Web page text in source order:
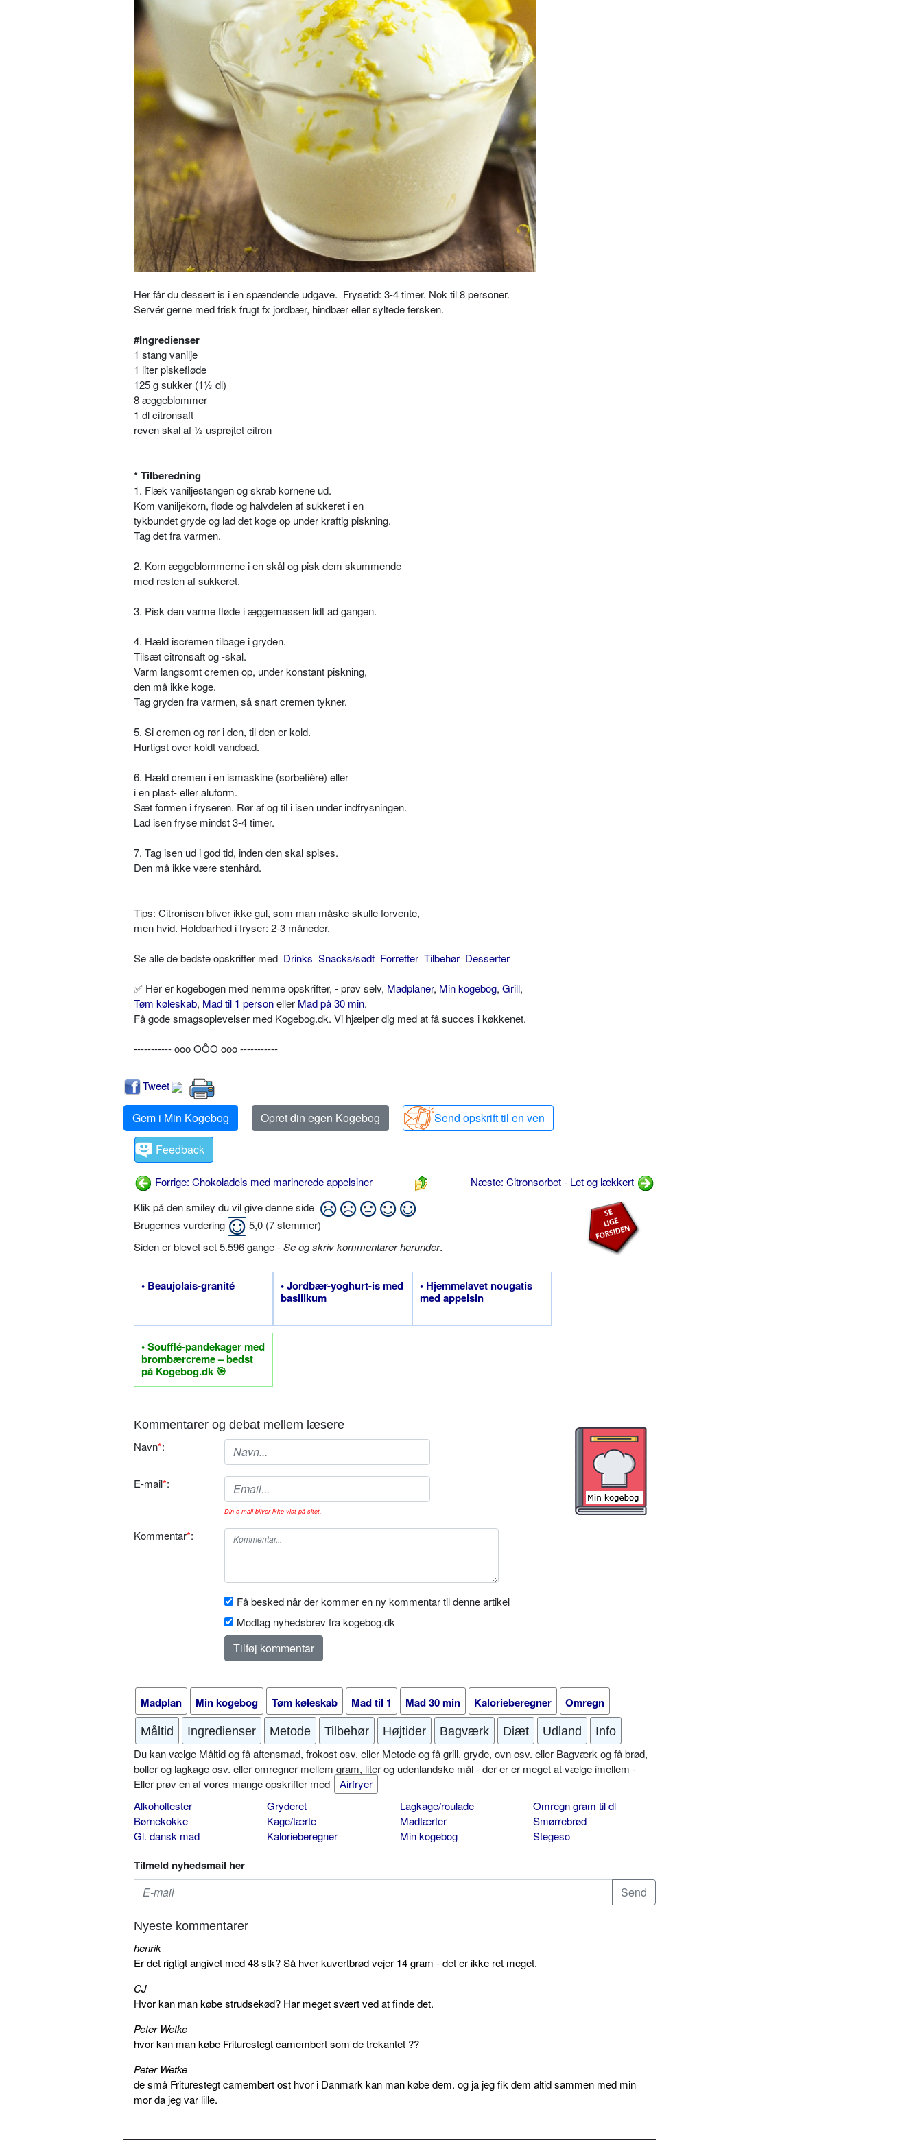
Her får du dessert is i en spændende udgave. Frysetid: 3-4 timer. Nok til 8 personer.
Servér gerne med frisk frugt fx jordbær, hindbær eller syltede fersken.
#Ingredienser
1 stang vanilje
1 liter piskefløde
125 g sukker (1½ dl)
8 æggeblommer
1 dl citronsaft
reven skal af ½ usprøjtet citron
* Tilberedning
1. Flæk vaniljestangen og skrab kornene ud.
Kom vaniljekorn, fløde og halvdelen af sukkeret i en
tykbundet gryde og lad det koge op under kraftig piskning.
Tag det fra varmen.
2. Kom æggeblommerne i en skål og pisk dem skummende
med resten af sukkeret.
3. Pisk den varme fløde i æggemassen lidt ad gangen.
4. Hæld iscremen tilbage i gryden.
Tilsæt citronsaft og -skal.
Varm langsomt cremen op, under konstant piskning,
den må ikke koge.
Tag gryden fra varmen, så snart cremen tykner.
5. Si cremen og rør i den, til den er kold.
Hurtigst over koldt vandbad.
6. Hæld cremen i en ismaskine (sorbetière) eller
i en plast- eller aluform.
Sæt formen i fryseren. Rør af og til i isen under indfrysningen.
Lad isen fryse mindst 3-4 timer.
7. Tag isen ud i god tid, inden den skal spises.
Den må ikke være stenhård.
Tips: Citronisen bliver ikke gul, som man måske skulle forvente,
men hvid. Holdbarhed i fryser: 2-3 måneder.
Se alle de bedste opskrifter med Drinks Snacks/sødt Forretter Tilbehør Desserter
✅ Her er kogebogen med nemme opskrifter, - prøv selv, Madplaner, Min kogebog, Grill,
Tøm køleskab, Mad til 1 personeller Mad på 30 min.
Få gode smagsoplevelser med Kogebog.dk. Vi hjælper dig med at få succes i køkkenet.
----------- ooo OÔO ooo -----------
Tweet
Gem i Min Kogebog Opret din egen Kogebog
Send opskrift til en ven
Feedback
Forrige: Chokoladeis med marinerede appelsiner
Næste: Citronsorbet - Let og lækkert
Klik på den smiley du vil give denne side
Brugernes vurdering
5,0 (7stemmer)
Siden er blevet set 5.596 gange -Se og skriv kommentarer herunder.
• Beaujolais-granité
• Jordbær-yoghurt-is med
basilikum
• Hjemmelavet nougatis
med appelsin
• Soufflé-pandekager med
brombærcreme – bedst
på Kogebog.dk 🎯
Kommentarer og debat mellem læsere
Navn*:
E-mail*:
Din e-mail bliver ikke vist på sitet.
Kommentar*:
Få besked når der kommer en ny kommentar til denne artikel
Modtag nyhedsbrev fra kogebog.dk
Madplan Min kogebog Tøm køleskab Mad til 1 Mad 30 min Kalorieberegner Omregn
Måltid Ingredienser Metode Tilbehør Højtider Bagværk Diæt Udland Info
Du kan vælge Måltid og få aftensmad, frokost osv. eller Metode og få grill, gryde, ovn osv. eller Bagværk og få brød,
boller og lagkage osv. eller omregner mellem gram, liter og udenlandske mål - der er er meget at vælge imellem -
Eller prøv en af vores mange opskrifter med
Airfryer
Alkoholtester
Børnekokke
Gl. dansk mad
Gryderet
Kage/tærte
Kalorieberegner
Lagkage/roulade
Madtærter
Min kogebog
Omregn gram til dl
Smørrebrød
Stegeso
Tilmeld nyhedsmail her
Nyeste kommentarer
henrik
Er det rigtigt angivet med 48 stk? Så hver kuvertbrød vejer 14 gram - det er ikke ret meget.
CJ
Hvor kan man købe strudsekød? Har meget svært ved at finde det.
Peter Wetke
hvor kan man købe Friturestegt camembert som de trekantet ??
Peter Wetke
de små Friturestegt camembert ost hvor i Danmark kan man købe dem. og ja jeg fik dem altid sammen med min
mor da jeg var lille.